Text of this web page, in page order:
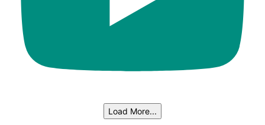
Load More...